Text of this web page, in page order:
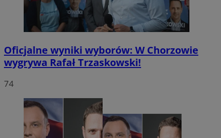
Oficjalne wyniki wyborów: W Chorzowie
wygrywa Rafał Trzaskowski!
74